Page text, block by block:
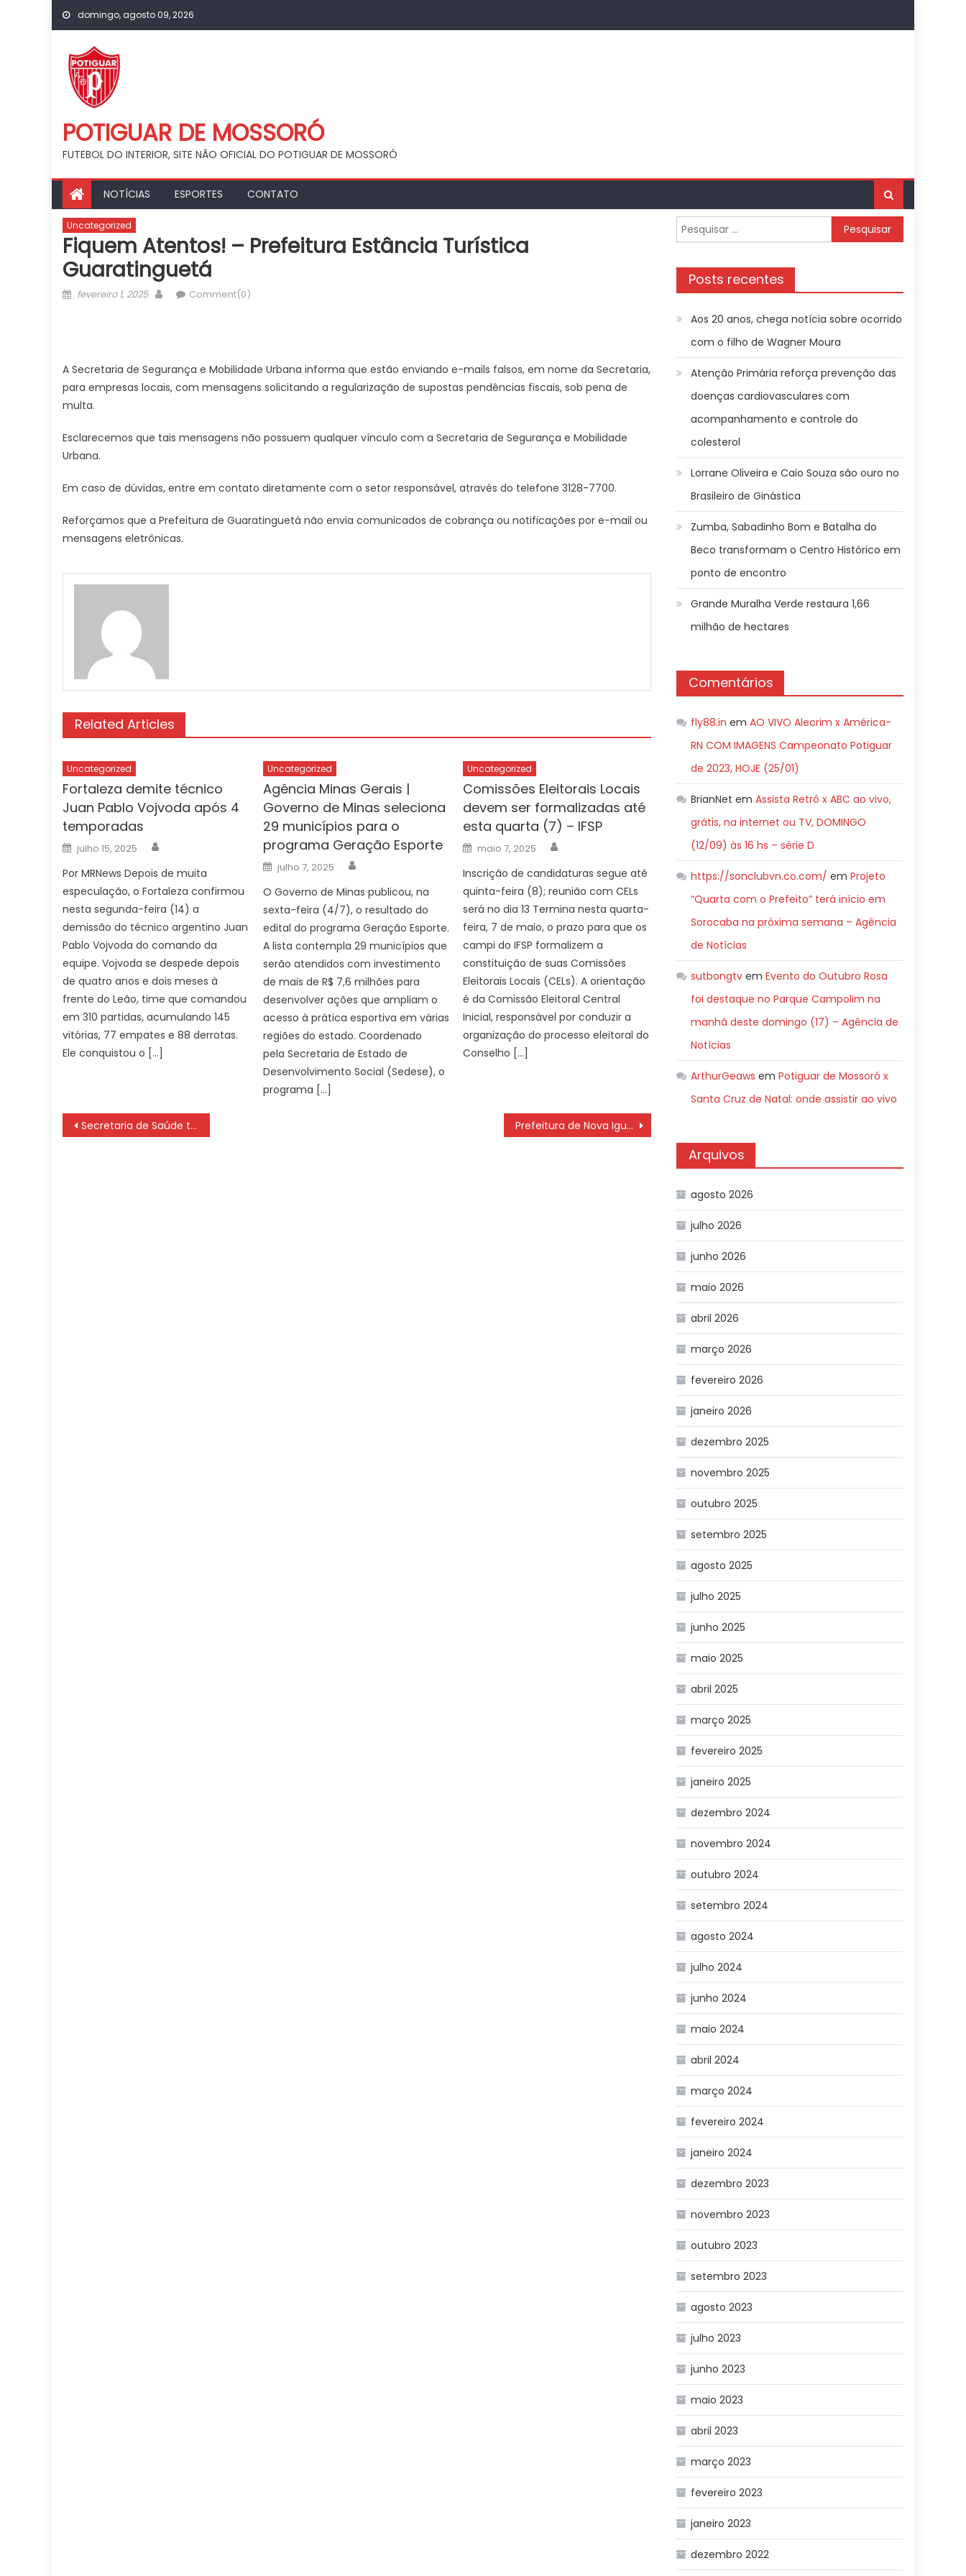
Skip
content
domingo, agosto 09, 2026
POTIGUAR DE MOSSORÓ
FUTEBOL DO INTERIOR, SITE NÃO OFICIAL DO POTIGUAR DE MOSSORÓ
NOTÍCIAS ESPORTES CONTATO
Uncategorized
Fiquem Atentos! – Prefeitura Estância Turística
Guaratinguetá
Posted
fevereiro 1, 2025 AuthorComment(0)
A Secretaria de Segurança e Mobilidade Urbana informa que estão enviando e-mails falsos, em nome da Secretaria,
para empresas locais, com mensagens solicitando a regularização de supostas pendências fiscais, sob pena de
multa.
Esclarecemos que tais mensagens não possuem qualquer vínculo com a Secretaria de Segurança e Mobilidade
Urbana.
Em caso de dúvidas, entre em contato diretamente com o setor responsável, através do telefone 3128-7700.
Reforçamos que a Prefeitura de Guaratinguetá não envia comunicados de cobrança ou notificações por e-mail ou
mensagens eletrônicas.
Related Articles
Uncategorized
Fortaleza demite técnico
Juan Pablo Vojvoda após 4
temporadas
Posted
on
julho 15, 2025
Por MRNews Depois de muita
especulação, o Fortaleza confirmou
nesta segunda-feira (14) a
demissão do técnico argentino Juan
Pablo Vojvoda do comando da
equipe. Vojvoda se despede depois
de quatro anos e dois meses à
frente do Leão, time que comandou
em 310 partidas, acumulando 145
vitórias, 77 empates e 88 derrotas.
Ele conquistou o […]
Uncategorized
Agência Minas Gerais |
Governo de Minas seleciona
29 municípios para o
programa Geração Esporte
Posted
on
julho 7, 2025
O Governo de Minas publicou, na
sexta-feira (4/7), o resultado do
edital do programa Geração Esporte.
A lista contempla 29 municípios que
serão atendidos com investimento
de mais de R$ 7,6 milhões para
desenvolver ações que ampliam o
acesso à prática esportiva em várias
regiões do estado. Coordenado
pela Secretaria de Estado de
Desenvolvimento Social (Sedese), o
programa […]
Uncategorized
Comissões Eleitorais Locais
devem ser formalizadas até
esta quarta (7) – IFSP
Posted
on
maio 7, 2025
Inscrição de candidaturas segue até
quinta-feira (8); reunião com CELs
será no dia 13 Termina nesta quarta-
feira, 7 de maio, o prazo para que os
campi do IFSP formalizem a
constituição de suas Comissões
Eleitorais Locais (CELs). A orientação
é da Comissão Eleitoral Central
Inicial, responsável por conduzir a
organização do processo eleitoral do
Conselho […]
Navegação
de
Secretaria de Saúde terá postos médicos no circuito de blocos do Carnaval – Prefeitura da Cidade do Rio de Janeiro Prefeitura de Nova Iguaçu e Light estão em tratativas para construção de piscinões para conter enchentes
Pesquisar
por:
Posts recentes
Aos 20 anos, chega notícia sobre ocorrido
com o filho de Wagner Moura
Atenção Primária reforça prevenção das
doenças cardiovasculares com
acompanhamento e controle do
colesterol
Lorrane Oliveira e Caio Souza são ouro no
Brasileiro de Ginástica
Zumba, Sabadinho Bom e Batalha do
Beco transformam o Centro Histórico em
ponto de encontro
Grande Muralha Verde restaura 1,66
milhão de hectares
Comentários
fly88.in emAO VIVO Alecrim x América-
RN COM IMAGENS Campeonato Potiguar
de 2023, HOJE (25/01)
BrianNet emAssista Retrô x ABC ao vivo,
grátis, na internet ou TV, DOMINGO
(12/09) às 16 hs – série D
https://sonclubvn.co.com/ emProjeto
“Quarta com o Prefeito” terá início em
Sorocaba na próxima semana – Agência
de Notícias
sutbongtv emEvento do Outubro Rosa
foi destaque no Parque Campolim na
manhã deste domingo (17) – Agência de
Notícias
ArthurGeaws emPotiguar de Mossoró x
Santa Cruz de Natal: onde assistir ao vivo
Arquivos
agosto 2026
julho 2026
junho 2026
maio 2026
abril 2026
março 2026
fevereiro 2026
janeiro 2026
dezembro 2025
novembro 2025
outubro 2025
setembro 2025
agosto 2025
julho 2025
junho 2025
maio 2025
abril 2025
março 2025
fevereiro 2025
janeiro 2025
dezembro 2024
novembro 2024
outubro 2024
setembro 2024
agosto 2024
julho 2024
junho 2024
maio 2024
abril 2024
março 2024
fevereiro 2024
janeiro 2024
dezembro 2023
novembro 2023
outubro 2023
setembro 2023
agosto 2023
julho 2023
junho 2023
maio 2023
abril 2023
março 2023
fevereiro 2023
janeiro 2023
dezembro 2022